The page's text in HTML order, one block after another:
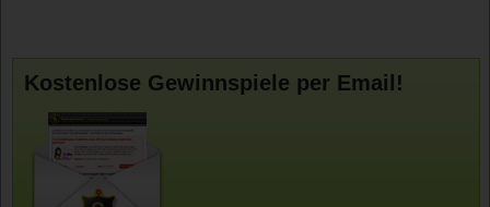
Kostenlose Gewinnspiele per Email!